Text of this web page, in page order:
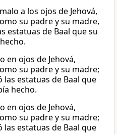
a los ojos de Jehová,
su padre y su madre,
estatuas de Baal que su
en ojos de Jehová,
su padre y su madre;
estatuas de Baal que
hecho.
en ojos de Jehová,
su padre y su madre;
estatuas de Baal que